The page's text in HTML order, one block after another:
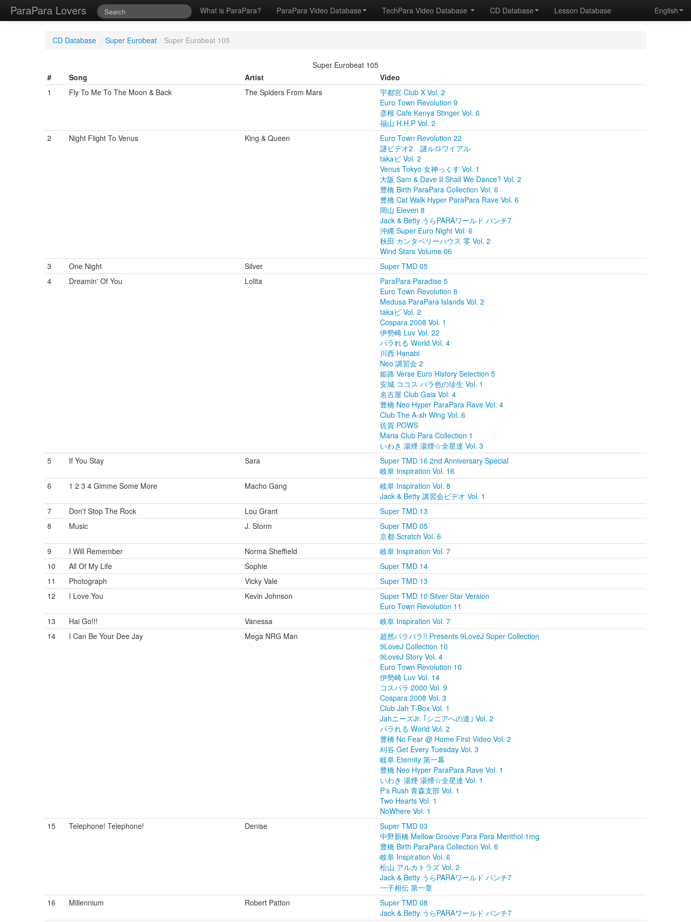
ParaPara Lovers What is ParaPara? ParaPara Video Database TechPara Video Database CD Database Lesson Database English
CD Database / Super Eurobeat / Super Eurobeat 105
Super Eurobeat 105
#
Song Artist
Video
1
Fly To Me To The Moon & Back The Spiders From Mars
宇都宮 Club X Vol. 2
Euro Town Revolution 9
彦根 Cafe Kenya Stinger Vol. 6
福山 H.H.P Vol. 2
2
Night Flight To Venus King & Queen
Euro Town Revolution 22
謎ビデオ2 謎ルロワイアル
takaビ Vol. 2
Venus Tokyo 女神っくす Vol. 1
大阪 Sam & Dave II Shall We Dance? Vol. 2
豊橋 Birth ParaPara Collection Vol. 6
豊橋 Cat Walk Hyper ParaPara Rave Vol. 6
岡山 Eleven 8
Jack & Betty うらPARAワールド パンチ7
沖縄 Super Euro Night Vol. 6
秋田 カンタベリーハウス 零 Vol. 2
Wind Stars Volume 06
3
One Night Silver
Super TMD 05
4
Dreamin' Of You Lolita
ParaPara Paradise 5
Euro Town Revolution 8
Medusa ParaPara Islands Vol. 2
takaビ Vol. 2
Cospara 2008 Vol. 1
伊勢崎 Luv Vol. 22
パラれる World Vol. 4
川西 Hanabi
Neo 講習会 2
姫路 Verse Euro History Selection 5
安城 ココス パラ色の珍生 Vol. 1
名古屋 Club Gaia Vol. 4
豊橋 Neo Hyper ParaPara Rave Vol. 4
Club The A-sh Wing Vol. 6
佐賀 POWS
Maria Club Para Collection 1
いわき 湯煙 湯煙☆全星達 Vol. 3
5
If You Stay Sara
Super TMD 16 2nd Anniversary Special
岐阜 Inspiration Vol. 16
6
1 2 3 4 Gimme Some More Macho Gang
岐阜 Inspiration Vol. 8
Jack & Betty 講習会ビデオ Vol. 1
7
Don't Stop The Rock Lou Grant
Super TMD 13
8
Music J. Storm
Super TMD 05
京都 Scratch Vol. 6
9
I Will Remember Norma Sheffield
岐阜 Inspiration Vol. 7
10
All Of My Life Sophie
Super TMD 14
11
Photograph Vicky Vale
Super TMD 13
12
I Love You Kevin Johnson
Super TMD 10 Silver Star Version
Euro Town Revolution 11
13
Hai Go!!! Vanessa
岐阜 Inspiration Vol. 7
14
I Can Be Your Dee Jay Mega NRG Man
超然パラパラ!! Presents 9LoveJ Super Collection
9LoveJ Collection 10
9LoveJ Story Vol. 4
Euro Town Revolution 10
伊勢崎 Luv Vol. 14
コスパラ 2000 Vol. 9
Cospara 2008 Vol. 3
Club Jah T-Box Vol. 1
JahニーズJr. ｢シニアへの道｣ Vol. 2
パラれる World Vol. 2
豊橋 No Fear @ Home First Video Vol. 2
刈谷 Get Every Tuesday Vol. 3
岐阜 Eternity 第一幕
豊橋 Neo Hyper ParaPara Rave Vol. 1
いわき 湯煙 湯煙☆全星達 Vol. 1
P's Rush 青森支部 Vol. 1
Two Hearts Vol. 1
NoWhere Vol. 1
15
Telephone! Telephone! Denise
Super TMD 03
中野新橋 Mellow Groove Para Para Menthol 1mg
豊橋 Birth ParaPara Collection Vol. 6
岐阜 Inspiration Vol. 6
松山 アルカトラズ Vol. 2
Jack & Betty うらPARAワールド パンチ7
一子相伝 第一章
16
Millennium Robert Patton
Super TMD 08
Jack & Betty うらPARAワールド パンチ7